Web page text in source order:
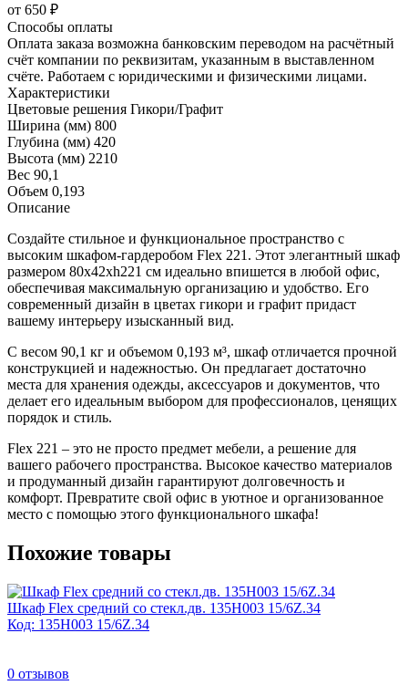
от 650 ₽
Способы оплаты
Оплата заказа возможна банковским переводом на расчётный
счёт компании по реквизитам, указанным в выставленном
счёте. Работаем с юридическими и физическими лицами.
Характеристики
Цветовые решения Гикори/Графит
Ширина (мм) 800
Глубина (мм) 420
Высота (мм) 2210
Вес 90,1
Объем 0,193
Описание
Создайте стильное и функциональное пространство с
высоким шкафом-гардеробом Flex 221. Этот элегантный шкаф
размером 80x42xh221 см идеально впишется в любой офис,
обеспечивая максимальную организацию и удобство. Его
современный дизайн в цветах гикори и графит придаст
вашему интерьеру изысканный вид.
С весом 90,1 кг и объемом 0,193 м³, шкаф отличается прочной
конструкцией и надежностью. Он предлагает достаточно
места для хранения одежды, аксессуаров и документов, что
делает его идеальным выбором для профессионалов, ценящих
порядок и стиль.
Flex 221 – это не просто предмет мебели, а решение для
вашего рабочего пространства. Высокое качество материалов
и продуманный дизайн гарантируют долговечность и
комфорт. Превратите свой офис в уютное и организованное
место с помощью этого функционального шкафа!
Похожие товары
Шкаф Flex средний со стекл.дв. 135H003 15/6Z.34
Код: 135H003 15/6Z.34
0 отзывов